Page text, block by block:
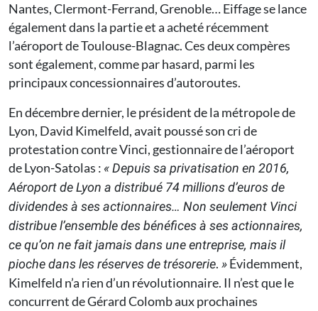
Nantes, Clermont-Ferrand, Grenoble… Eiffage se lance
également dans la partie et a acheté récemment
l’aéroport de Toulouse-Blagnac. Ces deux compères
sont également, comme par hasard, parmi les
principaux concessionnaires d’autoroutes.
En décembre dernier, le président de la métropole de
Lyon, David Kimelfeld, avait poussé son cri de
protestation contre Vinci, gestionnaire de l’aéroport
de Lyon-Satolas : «Depuis sa privatisation en 2016,
Aéroport de Lyon a distribué 74 millions d’euros de
dividendes à ses actionnaires… Non seulement Vinci
distribue l’ensemble des bénéfices à ses actionnaires,
ce qu’on ne fait jamais dans une entreprise, mais il
pioche dans les réserves de trésorerie. »Évidemment,
Kimelfeld n’a rien d’un révolutionnaire. Il n’est que le
concurrent de Gérard Colomb aux prochaines